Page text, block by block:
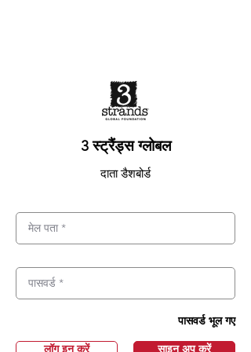
3 स्ट्रैंड्स ग्लोबल
दाता डैशबोर्ड
पासवर्ड भूल गए
लॉग इन करें
साइन अप करें